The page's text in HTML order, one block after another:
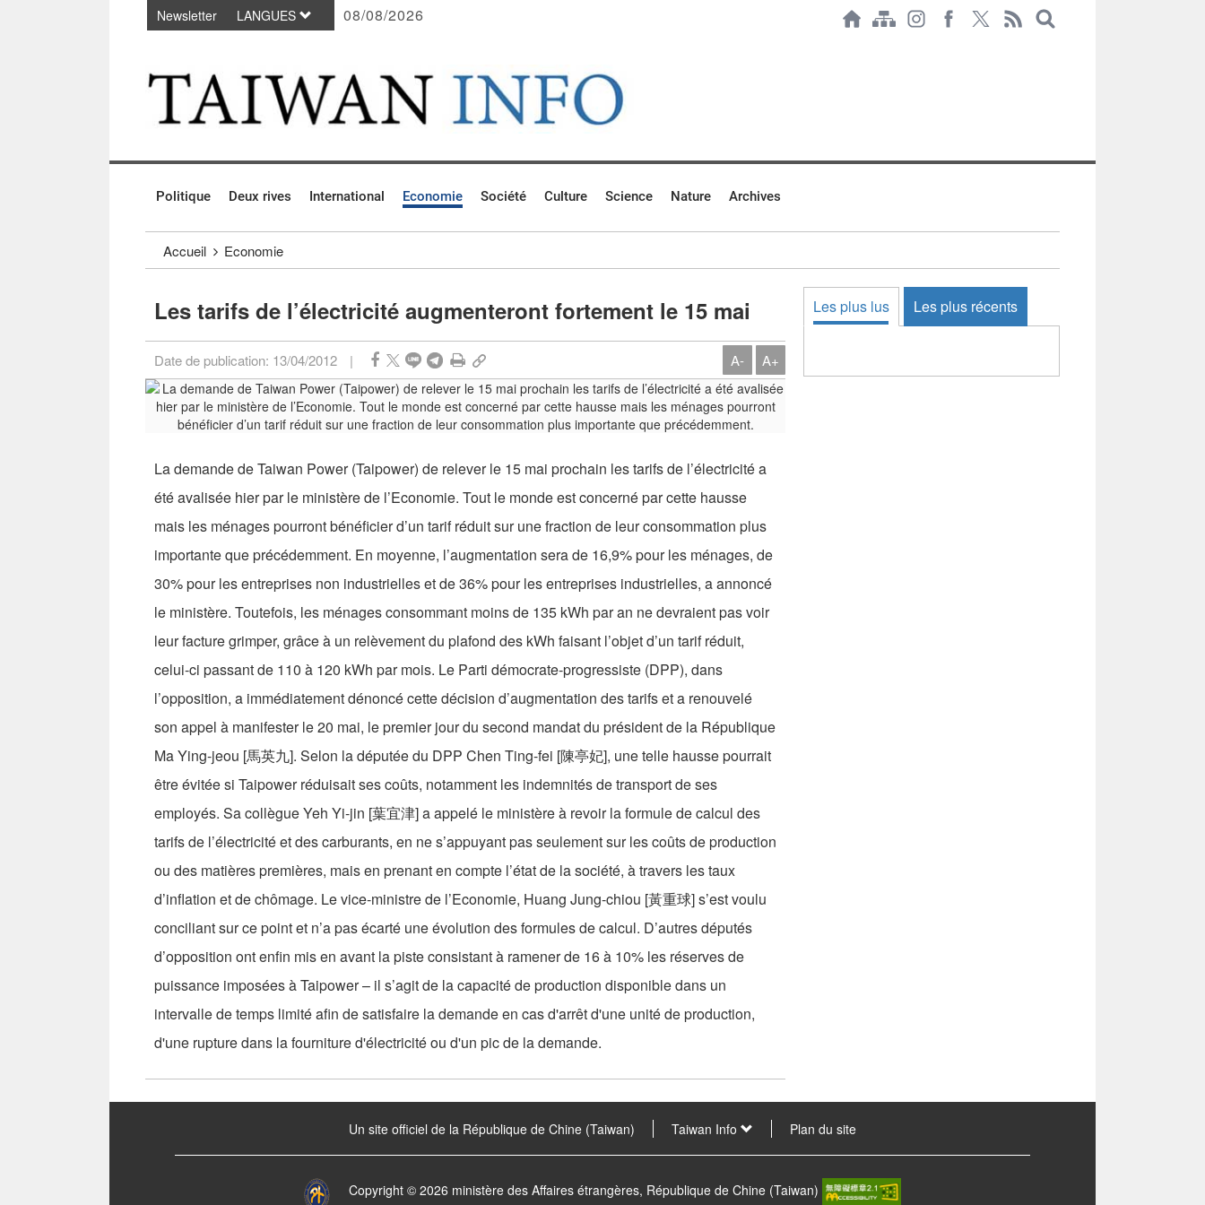
Passer au contenu principal
Newsletter LANGUES 08/08/2026
Politique Deux rives International Economie Société Culture Science Nature Archives
Accueil Economie
Les tarifs de l’électricité augmenteront fortement le 15 mai
Date de publication: 13/04/2012 | A- A+
La demande de Taiwan Power (Taipower) de relever le 15 mai prochain les tarifs de l’électricité a
été avalisée hier par le ministère de l’Economie. Tout le monde est concerné par cette hausse
mais les ménages pourront bénéficier d’un tarif réduit sur une fraction de leur consommation plus
importante que précédemment. En moyenne, l’augmentation sera de 16,9% pour les ménages, de
30% pour les entreprises non industrielles et de 36% pour les entreprises industrielles, a annoncé
le ministère. Toutefois, les ménages consommant moins de 135 kWh par an ne devraient pas voir
leur facture grimper, grâce à un relèvement du plafond des kWh faisant l’objet d’un tarif réduit,
celui-ci passant de 110 à 120 kWh par mois. Le Parti démocrate-progressiste (DPP), dans
l’opposition, a immédiatement dénoncé cette décision d’augmentation des tarifs et a renouvelé
son appel à manifester le 20 mai, le premier jour du second mandat du président de la République
Ma Ying-jeou [馬英九]. Selon la députée du DPP Chen Ting-fei [陳亭妃], une telle hausse pourrait
être évitée si Taipower réduisait ses coûts, notamment les indemnités de transport de ses
employés. Sa collègue Yeh Yi-jin [葉宜津] a appelé le ministère à revoir la formule de calcul des
tarifs de l’électricité et des carburants, en ne s’appuyant pas seulement sur les coûts de production
ou des matières premières, mais en prenant en compte l’état de la société, à travers les taux
d’inflation et de chômage. Le vice-ministre de l’Economie, Huang Jung-chiou [黃重球] s’est voulu
conciliant sur ce point et n’a pas écarté une évolution des formules de calcul. D’autres députés
d’opposition ont enfin mis en avant la piste consistant à ramener de 16 à 10% les réserves de
puissance imposées à Taipower – il s’agit de la capacité de production disponible dans un
intervalle de temps limité afin de satisfaire la demande en cas d'arrêt d'une unité de production,
d'une rupture dans la fourniture d'électricité ou d'un pic de la demande.
Les plus lus Les plus récents
Un site officiel de la République de Chine (Taiwan) Taiwan Info Plan du site
Copyright © 2026 ministère des Affaires étrangères, République de Chine (Taiwan)